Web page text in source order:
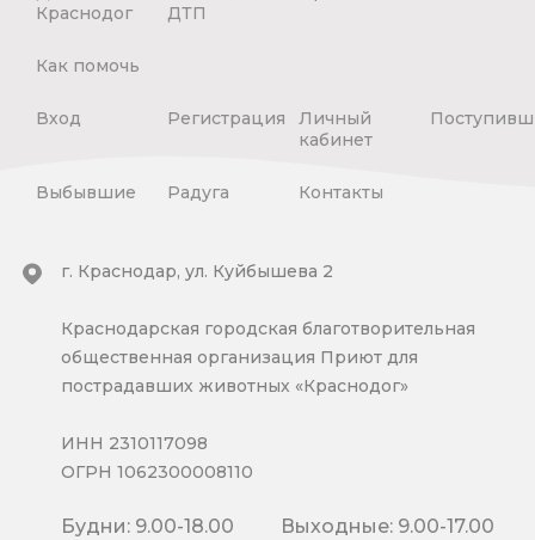
Краснодог
ДТП
Как помочь
Вход Регистрация
Личный
кабинет
Выбывшие Радуга Контакты
г. Краснодар, ул. Куйбышева 2
Краснодарская городская благотворительная
общественная организация Приют для
пострадавших животных «Краснодог»
ИНН 2310117098
ОГРН 1062300008110
Будни: 9.00-18.00 Выходные: 9.00-17.00